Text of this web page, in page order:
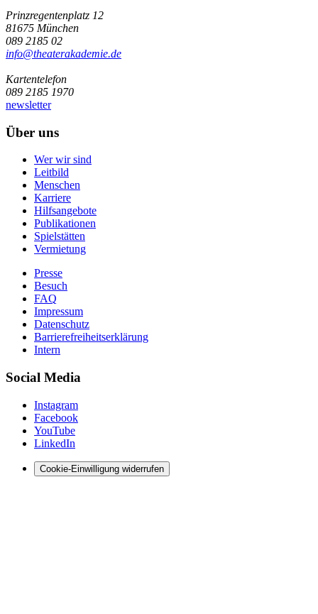
Prinzregentenplatz 12
81675 München
089 2185 02
info@­theaterakademie.de
Kartentelefon
089 2185 1970
newsletter
Über uns
Wer wir sind
Leitbild
Menschen
Karriere
Hilfsangebote
Publikationen
Spielstätten
Vermietung
Presse
Besuch
FAQ
Impressum
Datenschutz
Barrierefreiheitserklärung
Intern
Social Media
Instagram
Facebook
YouTube
LinkedIn
Cookie-Einwilligung widerrufen